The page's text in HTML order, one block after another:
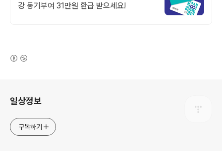
강 동기부여 31만원 환급 받으세요!
일상정보
구독하기